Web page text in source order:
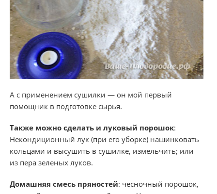
А с применением сушилки — он мой первый
помощник в подготовке сырья.
Также можно сделать и луковый порошок:
Некондиционный лук (при его уборке) нашинковать
кольцами и высушить в сушилке, измельчить; или
из пера зеленых луков.
Домашняя смесь пряностей: чесночный порошок,